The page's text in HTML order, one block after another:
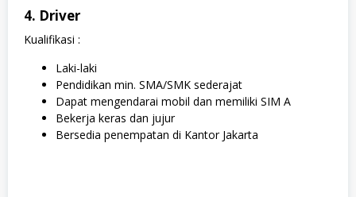
4. Driver
Kualifikasi :
Laki-laki
Pendidikan min. SMA/SMK sederajat
Dapat mengendarai mobil dan memiliki SIM A
Bekerja keras dan jujur
Bersedia penempatan di Kantor Jakarta